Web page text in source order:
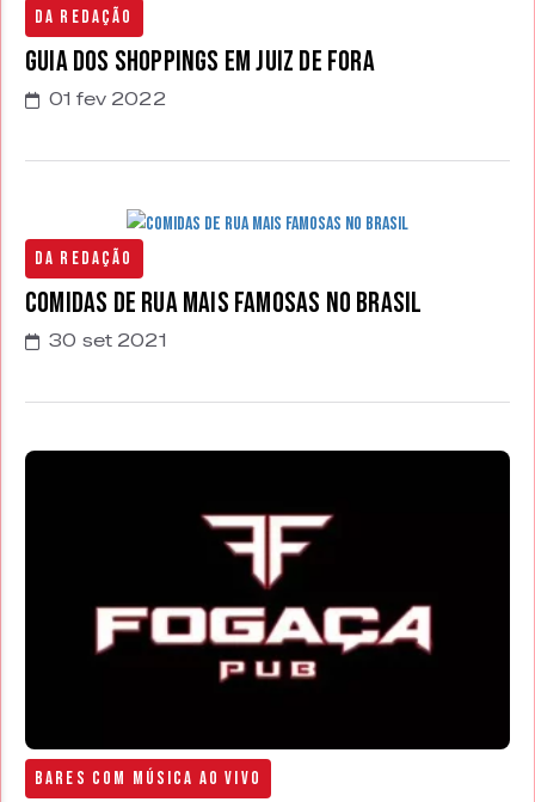
Da Redação
Guia dos shoppings em Juiz de Fora
01 fev 2022
Da Redação
Comidas de rua mais famosas no Brasil
30 set 2021
Bares com Música Ao Vivo